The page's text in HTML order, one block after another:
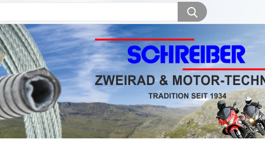
E-Mail
Passwort
Suche...